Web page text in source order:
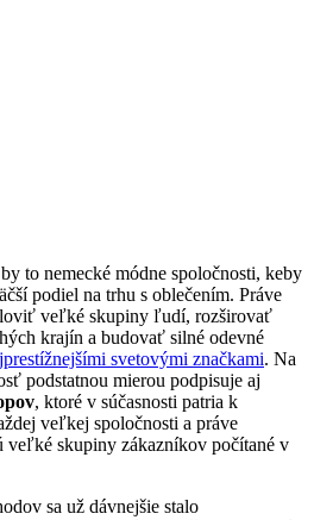
to nemecké módne spoločnosti, keby
podiel na trhu s oblečením. Práve
veľké skupiny ľudí, rozširovať
krajín a budovať silné odevné
svetovými značkami. Na
podstatnou mierou podpisuje aj
, ktoré v súčasnosti patria k
veľkej spoločnosti a práve
veľké skupiny zákazníkov počítané v
sa už dávnejšie stalo